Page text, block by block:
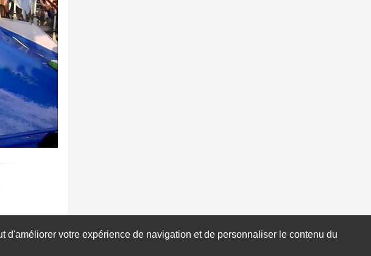
0 0
votre expérience de navigation et de personnaliser le contenu du